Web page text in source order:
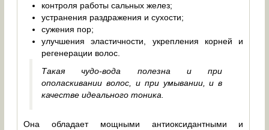
контроля работы сальных желез;
устранения раздражения и сухости;
сужения пор;
улучшения эластичности, укрепления корней и
регенерации волос.
Такая чудо-вода полезна и при
ополаскивании волос, и при умывании, и в
качестве идеального тоника.
Она обладает мощными антиоксидантными и